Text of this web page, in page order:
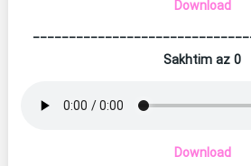
Download
Sakhtim az 0
Download